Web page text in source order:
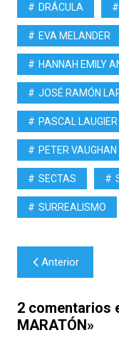
DRÁCULA
EVA MELANDER
HANNAH EMILY
JOSÉ RAMÓN
PASCAL LAUGIER
PETER VAUGHAN
SECTAS
SURREALISMO
Navegación
de
entradas
Anterior
2 comentarios
MARATÓN»